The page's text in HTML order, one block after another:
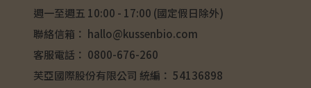
週一至週五 10:00 - 17:00 (國定假日除外)
聯絡信箱： hallo@kussenbio.com
客服電話： 0800-676-260
芙亞國際股份有限公司 統編： 54136898